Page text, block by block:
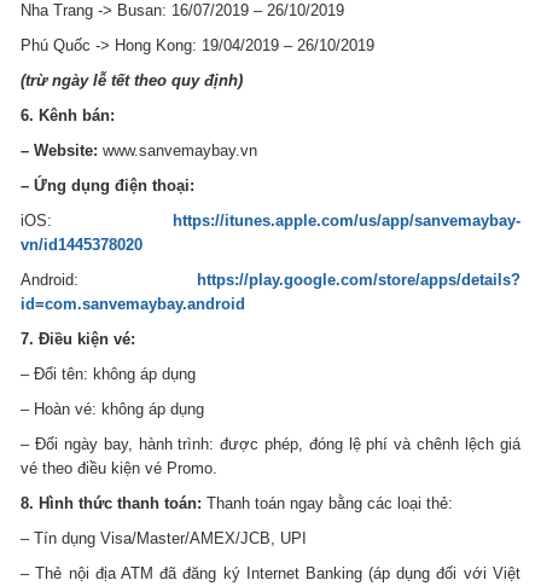
Nha Trang -> Busan: 16/07/2019 – 26/10/2019
Phú Quốc -> Hong Kong: 19/04/2019 – 26/10/2019
(trừ ngày lễ tết theo quy định)
6. Kênh bán:
– Website: www.sanvemaybay.vn
– Ứng dụng điện thoại:
iOS:
https://itunes.apple.com/us/app/sanvemaybay-
vn/id1445378020
Android:
https://play.google.com/store/apps/details?
id=com.sanvemaybay.android
7. Điều kiện vé:
– Đổi tên: không áp dụng
– Hoàn vé: không áp dụng
– Đổi ngày bay, hành trình: được phép, đóng lệ phí và chênh lệch giá
vé theo điều kiện vé Promo.
8. Hình thức thanh toán: Thanh toán ngay bằng các loại thẻ:
– Tín dụng Visa/Master/AMEX/JCB, UPI
– Thẻ nội địa ATM đã đăng ký Internet Banking (áp dụng đối với Việt